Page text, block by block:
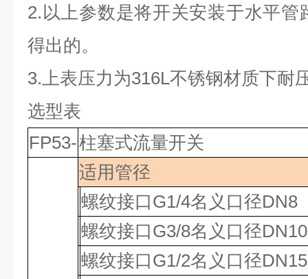
2.以上参数是将开关安装于水平管
得出的。
3.上表压力为316L不锈钢材质下耐
选型表
FP53-柱塞式流量开关
适用管径
螺纹接口G1/4名义口径DN8
螺纹接口G3/8名义口径DN10
螺纹接口G1/2名义口径DN15